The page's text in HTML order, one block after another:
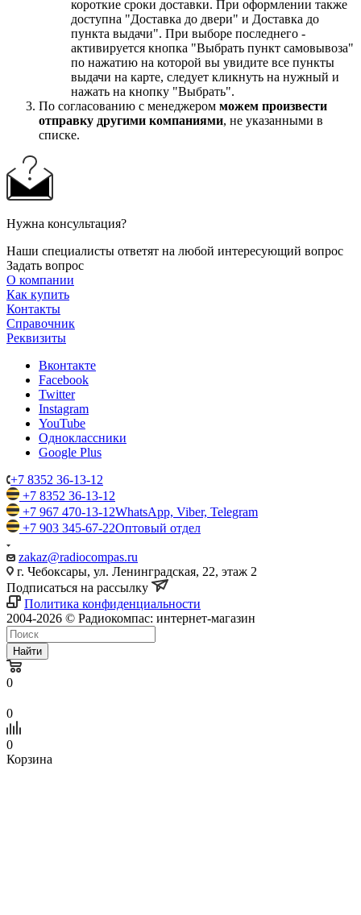
короткие сроки доставки. При оформлении также
доступна "Доставка до двери" и Доставка до
пункта выдачи". При выборе последнего -
активируется кнопка "Выбрать пункт самовывоза"
по нажатию на которой вы увидите все пункты
выдачи на карте, следует кликнуть на нужный и
нажать на кнопку "Выбрать".
По согласованию с менеджером можем произвести
отправку другими компаниями, не указанными в
списке.
Нужна консультация?
Наши специалисты ответят на любой интересующий вопрос
Задать вопрос
О компании
Как купить
Контакты
Справочник
Реквизиты
Вконтакте
Facebook
Twitter
Instagram
YouTube
Одноклассники
Google Plus
+7 8352 36-13-12
+7 8352 36-13-12
+7 967 470-13-12WhatsApp, Viber, Telegram
+7 903 345-67-22Оптовый отдел
zakaz@radiocompas.ru
г. Чебоксары, ул. Ленинградская, 22, этаж 2
Подписаться на рассылку
Политика конфиденциальности
2004-2026 © Радиокомпас: интернет-магазин
Найти
0
0
0
Корзина